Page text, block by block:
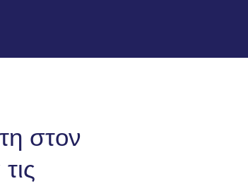
στον